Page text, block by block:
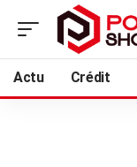
Actu Crédit